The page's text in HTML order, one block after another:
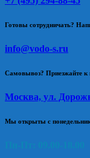
Готовы сотрудничать?
info@vodo-s.ru
Самовывоз? Приезжайте к
Москва, ул.
Мы открыты с